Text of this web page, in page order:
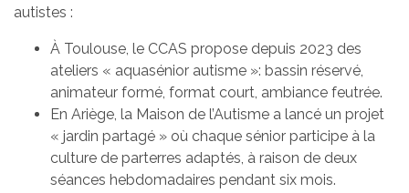
autistes :
À Toulouse, le CCAS propose depuis 2023 des
ateliers « aquasénior autisme »: bassin réservé,
animateur formé, format court, ambiance feutrée.
En Ariège, la Maison de l’Autisme a lancé un projet
« jardin partagé » où chaque sénior participe à la
culture de parterres adaptés, à raison de deux
séances hebdomadaires pendant six mois.